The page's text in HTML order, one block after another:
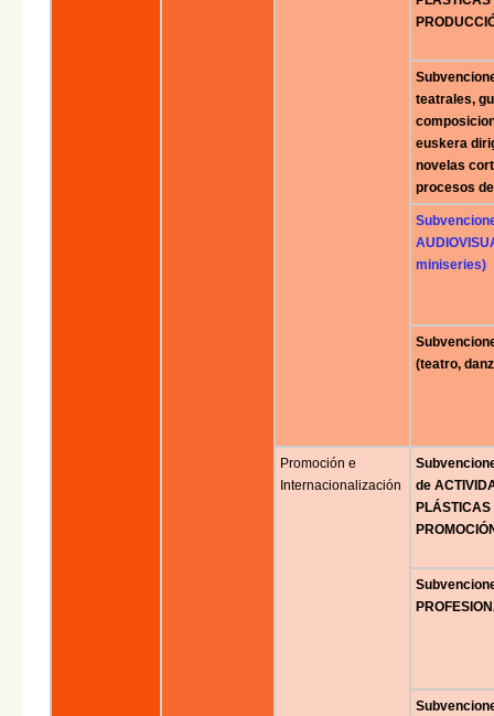
teatrales,
euskera
novelas
procesos
miniseries)
(teatro,
Promoción e
Internacionalización
de